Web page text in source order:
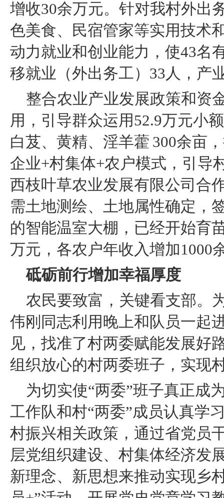
增收30余万元。针对我村外出
色美食、民宿管家等实用技术
动力就业和创业能力，使43名
移就业（外出务工）33人，产
整合农业产业发展政策和资
用，引导群众运用52.9万元小
白芨、黄精、淫羊藿 300余亩
企业+村集体+农户模式，引导
西枝叶草农业发展有限公司合
需土地测绘、土地属性确定，
的智能温室大棚，已经开始育
万元，各农户年收入增加1000
砥砺前行增加幸福厚度
农民要致富，关键看支部。
伟刚同志利用晚上和队员一起
见，找准了村两委赋能发展好
组织放心的村两委班子，实现
为切实使“两委”班子真正成
工作队和村“两委”成员认真学
村振兴相关政策，通过省党员
层党组织建设、村集体经济发
新理念、新思想来推动实现乡